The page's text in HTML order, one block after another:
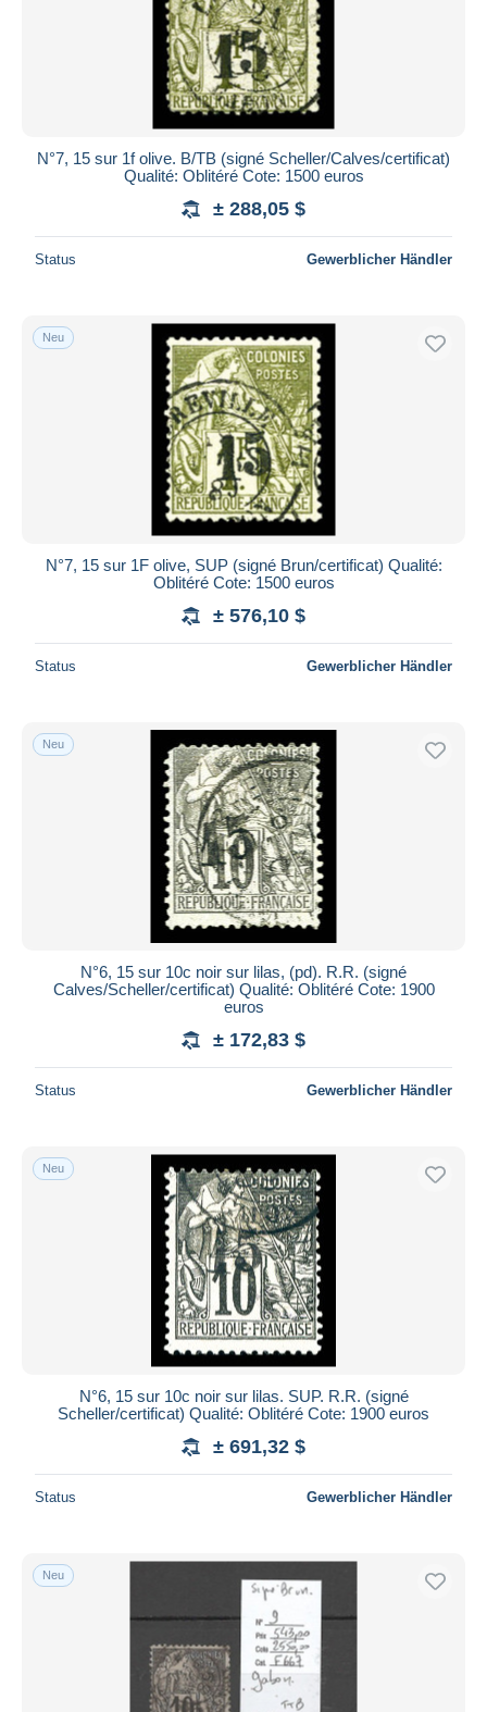
N°7, 15 sur 1f olive. B/TB (signé Scheller/Calves/certificat)
Qualité: Oblitéré Cote: 1500 euros
± 288,05 $
Status Gewerblicher Händler
Neu
N°7, 15 sur 1F olive, SUP (signé Brun/certificat) Qualité:
Oblitéré Cote: 1500 euros
± 576,10 $
Status Gewerblicher Händler
Neu
N°6, 15 sur 10c noir sur lilas, (pd). R.R. (signé
Calves/Scheller/certificat) Qualité: Oblitéré Cote: 1900
euros
± 172,83 $
Status Gewerblicher Händler
Neu
N°6, 15 sur 10c noir sur lilas. SUP. R.R. (signé
Scheller/certificat) Qualité: Oblitéré Cote: 1900 euros
± 691,32 $
Status Gewerblicher Händler
Neu